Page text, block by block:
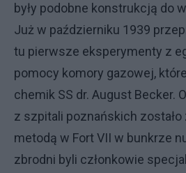
były podobne konstrukcją do
Już w październiku 1939
tu pierwsze eksperymenty z
pomocy komory gazowej,
chemik SS dr. August Becker.
z szpitali poznańskich
metodą w Fort VII w bunkrze
zbrodni byli członkowie